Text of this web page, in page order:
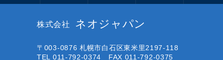
株式会社 ネオジャパン
〒003-0876 札幌市白石区東米里2197-118
TEL 011-792-0374 FAX 011-792-0375